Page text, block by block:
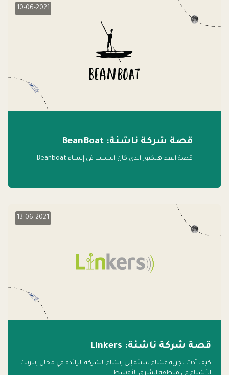
10-06-2021
قصة شركة ناشئة: BeanBoat
قصة العم هيكتور الذي كان السبب في إنشاء Beanboat
13-06-2021
قصة شركة ناشئة: Linkers
كيف أدت تجربة عشاء سيئة إلى إنشاء الشركة الرائدة في مجال إنترنت
الأشياء في منطقة الشرق الأوسط